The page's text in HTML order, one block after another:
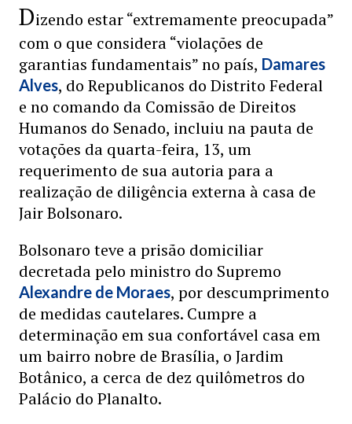
Dizendo estar “extremamente preocupada”
com o que considera “violações de
garantias fundamentais” no país, Damares
Alves, do Republicanos do Distrito Federal
e no comando da Comissão de Direitos
Humanos do Senado, incluiu na pauta de
votações da quarta-feira, 13, um
requerimento de sua autoria para a
realização de diligência externa à casa de
Jair Bolsonaro.
Bolsonaro teve a prisão domiciliar
decretada pelo ministro do Supremo
Alexandre de Moraes, por descumprimento
de medidas cautelares. Cumpre a
determinação em sua confortável casa em
um bairro nobre de Brasília, o Jardim
Botânico, a cerca de dez quilômetros do
Palácio do Planalto.